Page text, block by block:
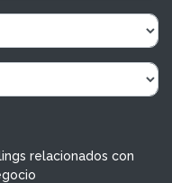
relacionados con